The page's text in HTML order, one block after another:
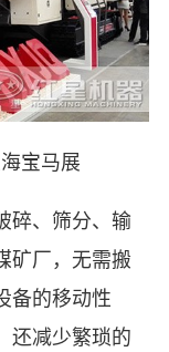
宝马展
碎、筛分、输
矿厂，无需搬
备的移动性
还减少繁琐的